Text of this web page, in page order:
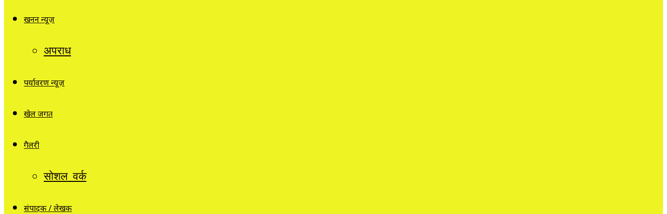
खनन न्यूज़
अपराध
पर्यावरण न्यूज़
खेल जगत
गैलरी
सोशल वर्क
संपादक / लेखक